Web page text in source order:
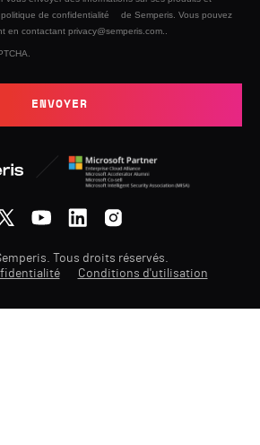
politique de confidentialité
de Semperis. Vous pouvez
en contactant privacy@semperis.com..
ENVOYER
Tous droits réservés.
Conditions d'utilisation